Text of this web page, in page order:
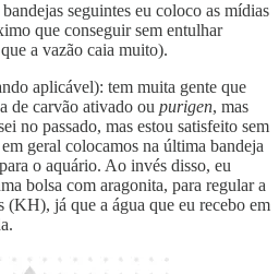
seguintes eu coloco as mídias
que conseguir sem entulhar
a vazão caia muito).
aplicável): tem muita gente que
de carvão ativado ou purigen, mas
no passado, mas estou satisfeito sem
geral colocamos na última bandeja
o aquário. Ao invés disso, eu
bolsa com aragonita, para regular a
(KH), já que a água que eu recebo em